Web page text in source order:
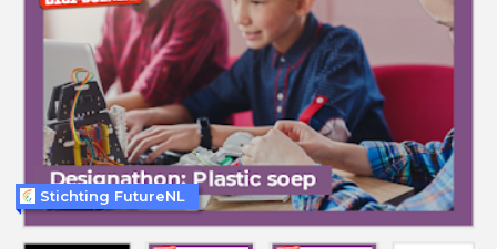
Stichting FutureNL